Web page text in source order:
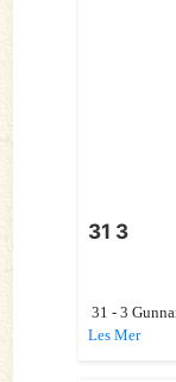
31 3
31 - 3
Les Mer